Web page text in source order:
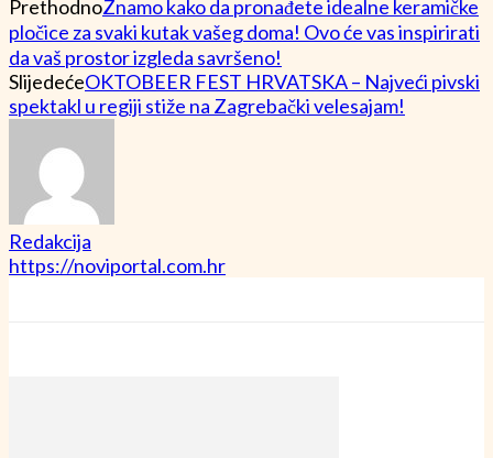
PrethodnoZnamo kako da pronađete idealne keramičke
pločice za svaki kutak vašeg doma! Ovo će vas inspirirati
da vaš prostor izgleda savršeno!
SlijedećeOKTOBEER FEST HRVATSKA – Najveći pivski
spektakl u regiji stiže na Zagrebački velesajam!
Redakcija
https://noviportal.com.hr